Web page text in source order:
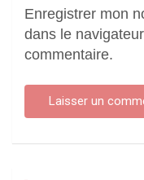
Enregistrer mon
dans le
commentaire.